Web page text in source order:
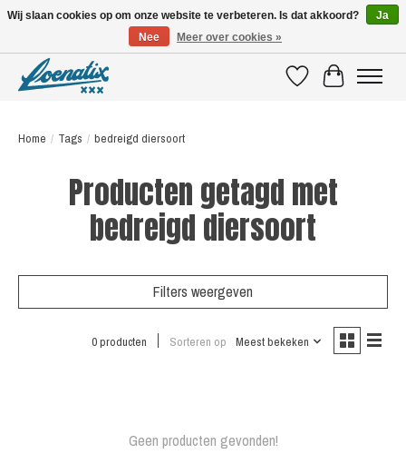
VerlanglijstWinkelwagen
Home / Tags / bedreigd diersoort
Producten getagd met
bedreigd diersoort
Filters weergeven
0 producten Sorteren op Meest bekeken
Geen producten gevonden!
Wij slaan cookies op om onze website te verbeteren. Is dat akkoord?
Ja
Nee
Meer over cookies »